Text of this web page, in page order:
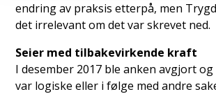
endring av praksis etterpå, men
det irrelevant om det var skrevet ned.
Seier med tilbakevirkende kraft
I desember 2017 ble anken avgjort
var logiske eller i følge med andre